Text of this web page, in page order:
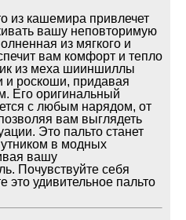
из кашемира привлечет
вашу неповторимую
из мягкого и
вам комфорт и тепло
из меха шииншиллы
и роскоши, придавая
Его оригинальный
с любым нарядом, от
вам выглядеть
Это пальто станет
в модных
вашу
Почувствуйте себя
это удивительное пальто